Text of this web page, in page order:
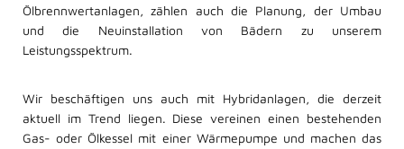
Ölbrennwertanlagen, zählen auch die Planung, der Umbau
und die Neuinstallation von Bädern zu unserem
Leistungsspektrum.
Wir beschäftigen uns auch mit Hybridanlagen, die derzeit
aktuell im Trend liegen. Diese vereinen einen bestehenden
Gas- oder Ölkessel mit einer Wärmepumpe und machen das